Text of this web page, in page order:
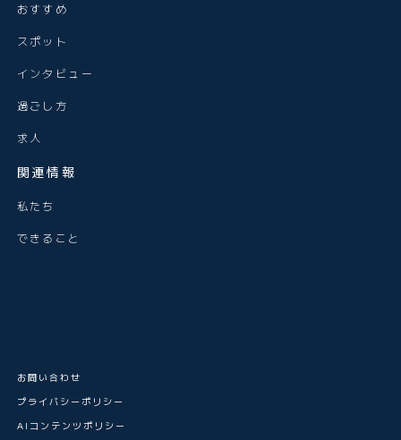
おすすめ
スポット
インタビュー
過ごし方
求人
関連情報
私たち
できること
お問い合わせ
プライバシーポリシー
AIコンテンツポリシー